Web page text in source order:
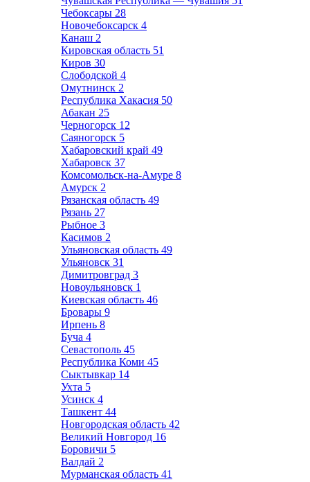
Чебоксары 28
Новочебоксарск 4
Канаш 2
Кировская область 51
Киров 30
Слободской 4
Омутнинск 2
Республика Хакасия 50
Абакан 25
Черногорск 12
Саяногорск 5
Хабаровский край 49
Хабаровск 37
Комсомольск-на-Амуре 8
Амурск 2
Рязанская область 49
Рязань 27
Рыбное 3
Касимов 2
Ульяновская область 49
Ульяновск 31
Димитровград 3
Новоульяновск 1
Киевская область 46
Бровары 9
Ирпень 8
Буча 4
Севастополь 45
Республика Коми 45
Сыктывкар 14
Ухта 5
Усинск 4
Ташкент 44
Новгородская область 42
Великий Новгород 16
Боровичи 5
Валдай 2
Мурманская область 41